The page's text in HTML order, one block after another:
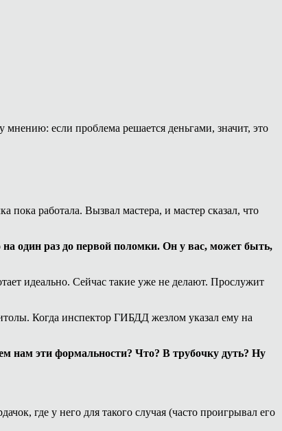
если проблема решается деньгами, значит, это
пока работала. Вызвал мастера, и мастер сказал, что
на один раз до первой поломки. Он у вас, может быть,
идеально. Сейчас такие уже не делают. Прослужит
Когда инспектор ГИБДД жезлом указал ему на
нам эти формальности? Что? В трубочку дуть? Ну
где у него для такого случая (часто проигрывал его